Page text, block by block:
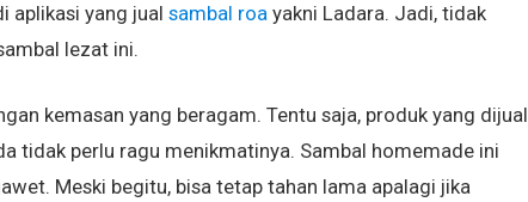
aplikasi yang jual sambal roa yakni Ladara. Jadi, tidak
lezat ini.
kemasan yang beragam. Tentu saja, produk yang dijual
tidak perlu ragu menikmatinya. Sambal homemade ini
Meski begitu, bisa tetap tahan lama apalagi jika